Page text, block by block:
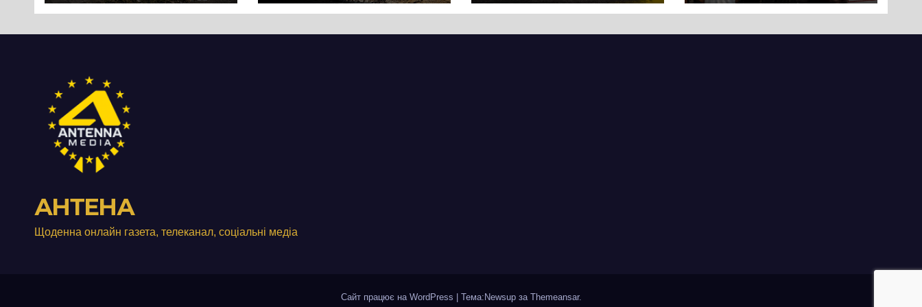
перетворився на
затягнувся
Хрещатик на
протест до стін
АНТЕНА
Щоденна онлайн газета, телеканал, соціальні медіа
Сайт працює на WordPress Тема:Newsup за Themeansar.